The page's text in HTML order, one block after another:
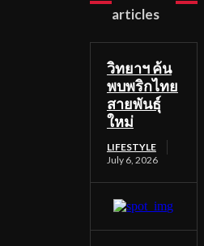
articles
วิทยาฯ ค้น
พบพริกไทย
สายพันธุ์
ใหม่
LIFESTYLE
July 6, 2026